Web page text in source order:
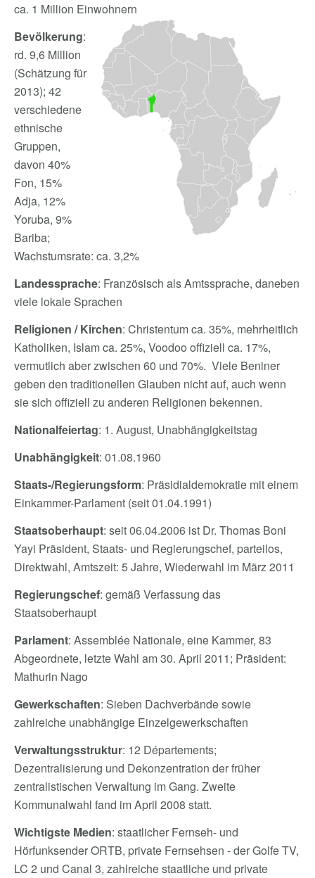
ca. 1 Million Einwohnern
Bevölkerung:
rd. 9,6 Million
(Schätzung für
2013); 42
verschiedene
ethnische
Gruppen,
davon 40%
Fon, 15%
Adja, 12%
Yoruba, 9%
Bariba;
Wachstumsrate: ca. 3,2%
Landessprache: Französisch als Amtssprache, daneben
viele lokale Sprachen
Religionen / Kirchen: Christentum ca. 35%, mehrheitlich
Katholiken, Islam ca. 25%, Voodoo offiziell ca. 17%,
vermutlich aber zwischen 60 und 70%. Viele Beniner
geben den traditionellen Glauben nicht auf, auch wenn
sie sich offiziell zu anderen Religionen bekennen.
Nationalfeiertag: 1. August, Unabhängigkeitstag
Unabhängigkeit: 01.08.1960
Staats-/Regierungsform: Präsidialdemokratie mit einem
Einkammer-Parlament (seit 01.04.1991)
Staatsoberhaupt: seit 06.04.2006 ist Dr. Thomas Boni
Yayi Präsident, Staats- und Regierungschef, parteilos,
Direktwahl, Amtszeit: 5 Jahre, Wiederwahl im März 2011
Regierungschef: gemäß Verfassung das
Staatsoberhaupt
Parlament: Assemblée Nationale, eine Kammer, 83
Abgeordnete, letzte Wahl am 30. April 2011; Präsident:
Mathurin Nago
Gewerkschaften: Sieben Dachverbände sowie
zahlreiche unabhängige Einzelgewerkschaften
Verwaltungsstruktur: 12 Départements;
Dezentralisierung und Dekonzentration der früher
zentralistischen Verwaltung im Gang. Zweite
Kommunalwahl fand im April 2008 statt.
Wichtigste Medien: staatlicher Fernseh- und
Hörfunksender ORTB, private Fernsehsen - der Golfe TV,
LC 2 und Canal 3, zahlreiche staatliche und private